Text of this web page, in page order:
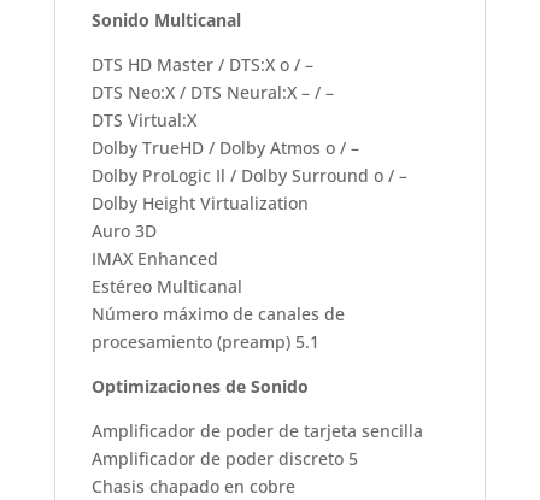
Sonido Multicanal
DTS HD Master / DTS:X o / –
DTS Neo:X / DTS Neural:X – / –
DTS Virtual:X
Dolby TrueHD / Dolby Atmos o / –
Dolby ProLogic Il / Dolby Surround o / –
Dolby Height Virtualization
Auro 3D
IMAX Enhanced
Estéreo Multicanal
Número máximo de canales de
procesamiento (preamp) 5.1
Optimizaciones de Sonido
Amplificador de poder de tarjeta sencilla
Amplificador de poder discreto 5
Chasis chapado en cobre